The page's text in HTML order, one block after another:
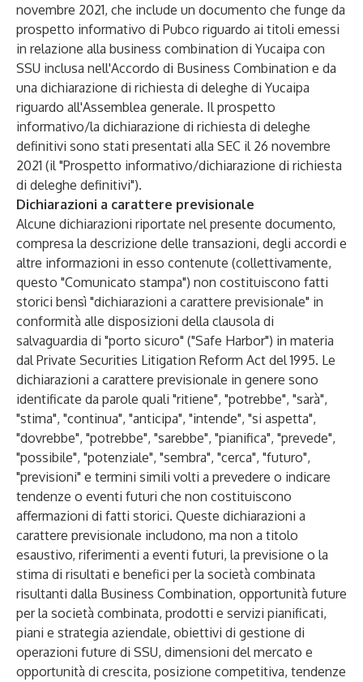
novembre 2021, che include un documento che funge da
prospetto informativo di Pubco riguardo ai titoli emessi
in relazione alla business combination di Yucaipa con
SSU inclusa nell'Accordo di Business Combination e da
una dichiarazione di richiesta di deleghe di Yucaipa
riguardo all'Assemblea generale. Il prospetto
informativo/la dichiarazione di richiesta di deleghe
definitivi sono stati presentati alla SEC il 26 novembre
2021 (il "Prospetto informativo/dichiarazione di richiesta
di deleghe definitivi").
Dichiarazioni a carattere previsionale
Alcune dichiarazioni riportate nel presente documento,
compresa la descrizione delle transazioni, degli accordi e
altre informazioni in esso contenute (collettivamente,
questo "Comunicato stampa") non costituiscono fatti
storici bensì "dichiarazioni a carattere previsionale" in
conformità alle disposizioni della clausola di
salvaguardia di "porto sicuro" ("Safe Harbor") in materia
dal Private Securities Litigation Reform Act del 1995. Le
dichiarazioni a carattere previsionale in genere sono
identificate da parole quali "ritiene", "potrebbe", "sarà",
"stima", "continua", "anticipa", "intende", "si aspetta",
"dovrebbe", "potrebbe", "sarebbe", "pianifica", "prevede",
"possibile", "potenziale", "sembra", "cerca", "futuro",
"previsioni" e termini simili volti a prevedere o indicare
tendenze o eventi futuri che non costituiscono
affermazioni di fatti storici. Queste dichiarazioni a
carattere previsionale includono, ma non a titolo
esaustivo, riferimenti a eventi futuri, la previsione o la
stima di risultati e benefici per la società combinata
risultanti dalla Business Combination, opportunità future
per la società combinata, prodotti e servizi pianificati,
piani e strategia aziendale, obiettivi di gestione di
operazioni future di SSU, dimensioni del mercato e
opportunità di crescita, posizione competitiva, tendenze